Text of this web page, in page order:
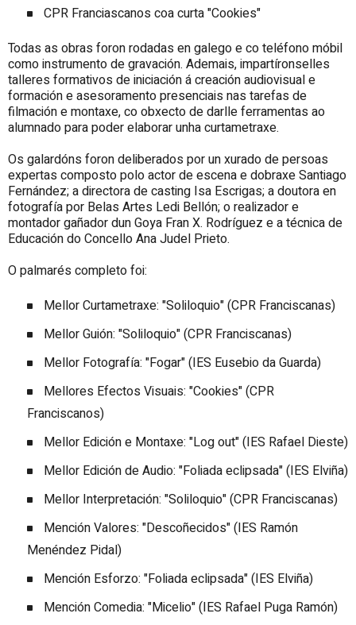
CPR Franciascanos coa curta "Cookies"
Todas as obras foron rodadas en galego e co teléfono móbil
como instrumento de gravación. Ademais, impartíronselles
talleres formativos de iniciación á creación audiovisual e
formación e asesoramento presenciais nas tarefas de
filmación e montaxe, co obxecto de darlle ferramentas ao
alumnado para poder elaborar unha curtametraxe.
Os galardóns foron deliberados por un xurado de persoas
expertas composto polo actor de escena e dobraxe Santiago
Fernández; a directora de casting Isa Escrigas; a doutora en
fotografía por Belas Artes Ledi Bellón; o realizador e
montador gañador dun Goya Fran X. Rodríguez e a técnica de
Educación do Concello Ana Judel Prieto.
O palmarés completo foi:
Mellor Curtametraxe: "Soliloquio" (CPR Franciscanas)
Mellor Guión: "Soliloquio" (CPR Franciscanas)
Mellor Fotografía: "Fogar" (IES Eusebio da Guarda)
Mellores Efectos Visuais: "Cookies" (CPR
Franciscanos)
Mellor Edición e Montaxe: "Log out" (IES Rafael Dieste)
Mellor Edición de Audio: "Foliada eclipsada" (IES Elviña)
Mellor Interpretación: "Soliloquio" (CPR Franciscanas)
Mención Valores: "Descoñecidos" (IES Ramón
Menéndez Pidal)
Mención Esforzo: "Foliada eclipsada" (IES Elviña)
Mención Comedia: "Micelio" (IES Rafael Puga Ramón)